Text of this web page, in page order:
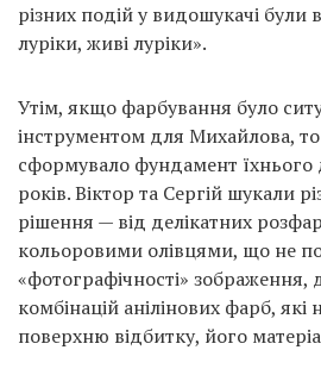
різних подій у видошукачі
луріки, живі луріки».
Утім, якщо фарбування було
інструментом для Михайлова,
сформувало фундамент
років. Віктор та Сергій шукали
рішення — від делікатних
кольоровими олівцями, що не
«фотографічності»
комбінацій анілінових фарб,
поверхню відбитку, його